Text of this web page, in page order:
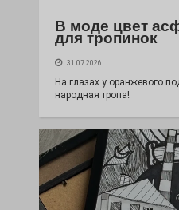
В моде цвет
для тропинок
31.07.2026
На глазах у оранжевого
народная тропа!